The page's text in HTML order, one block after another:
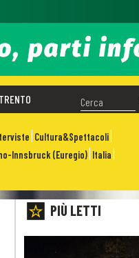
TRENTO
Cultura&Spettacoli
Innsbruck (Euregio) Italia
PIÙ LETTI